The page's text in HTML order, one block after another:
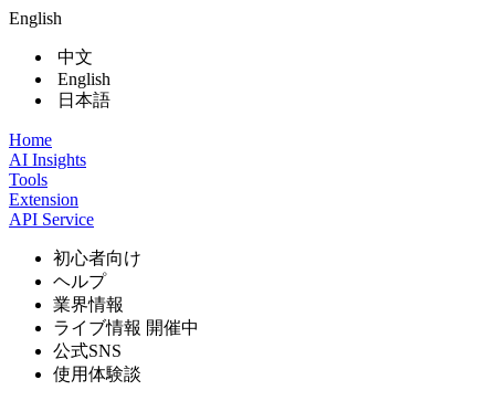
English
中文
English
日本語
Home
AI Insights
Tools
Extension
API Service
初心者向け
ヘルプ
業界情報
ライブ情報 開催中
公式SNS
使用体験談